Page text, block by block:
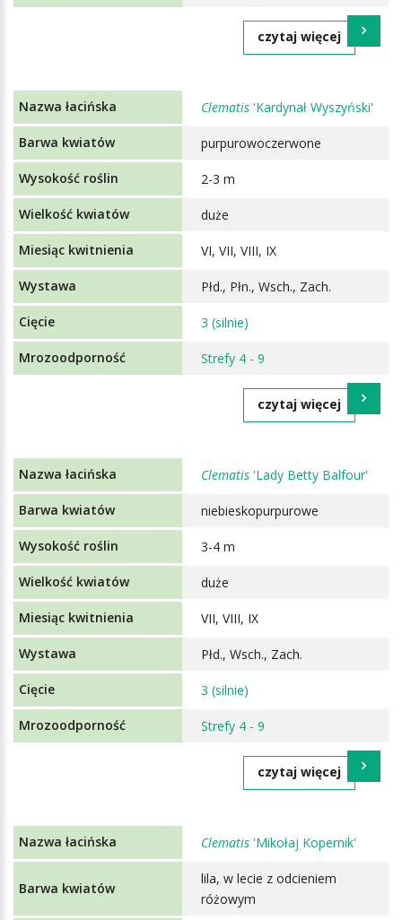
czytaj więcej
Clematis 'Kardynał Wyszyński'
purpurowoczerwone
2-3 m
duże
VI, VII, VIII, IX
Płd., Płn., Wsch., Zach.
3 (silnie)
Strefy 4 - 9
czytaj więcej
Clematis 'Lady Betty Balfour'
niebieskopurpurowe
3-4 m
duże
VII, VIII, IX
Płd., Wsch., Zach.
3 (silnie)
Strefy 4 - 9
czytaj więcej
Clematis 'Mikołaj Kopernik'
lila, w lecie z odcieniem
różowym